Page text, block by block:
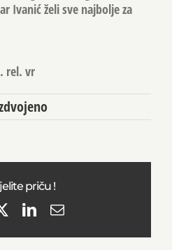
Ivanić želi sve najbolje za
rel. vr
priču !
LinkedIn
Email